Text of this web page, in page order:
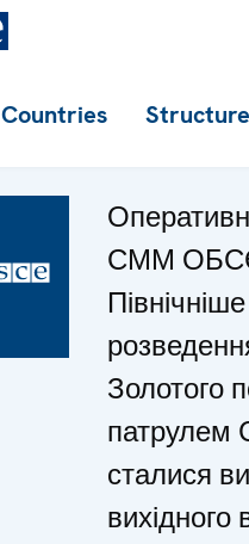
Countries
СММ
Золотого
сталися
вихідного